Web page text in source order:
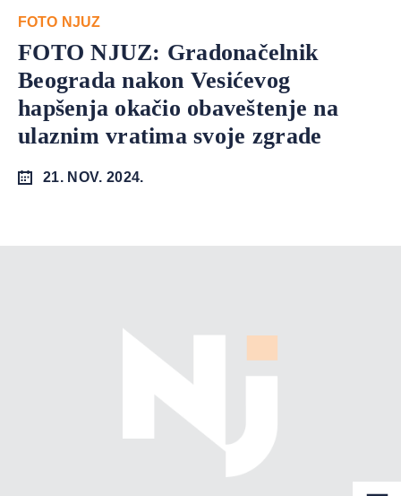
FOTO NJUZ
FOTO NJUZ: Gradonačelnik
Beograda nakon Vesićevog
hapšenja okačio obaveštenje na
ulaznim vratima svoje zgrade
21. NOV. 2024.